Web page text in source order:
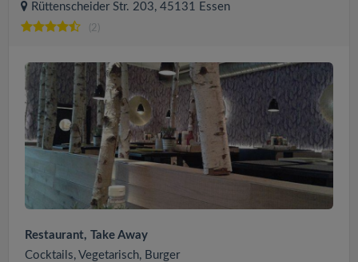
Rüttenscheider Str. 203, 45131 Essen
(2)
Restaurant, Take Away
Cocktails, Vegetarisch, Burger